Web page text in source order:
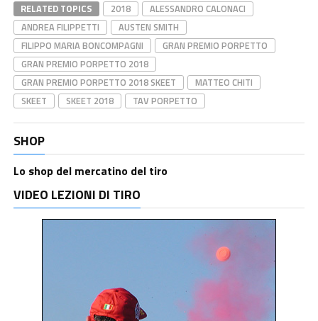
RELATED TOPICS 2018
ALESSANDRO CALONACI
ANDREA FILIPPETTI
AUSTEN SMITH
FILIPPO MARIA BONCOMPAGNI
GRAN PREMIO PORPETTO
GRAN PREMIO PORPETTO 2018
GRAN PREMIO PORPETTO 2018 SKEET
MATTEO CHITI
SKEET
SKEET 2018 TAV PORPETTO
SHOP
Lo shop del mercatino del tiro
VIDEO LEZIONI DI TIRO